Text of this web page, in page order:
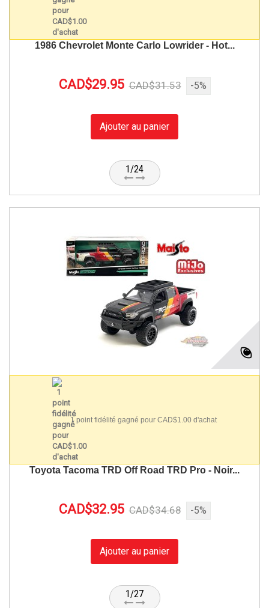
1986 Chevrolet Monte Carlo Lowrider - Hot...
CAD$29.95 CAD$31.53 -5%
Ajouter au panier
1/24
1 point fidélité gagné pour CAD$1.00 d'achat
Toyota Tacoma TRD Off Road TRD Pro - Noir...
CAD$32.95 CAD$34.68 -5%
Ajouter au panier
1/27